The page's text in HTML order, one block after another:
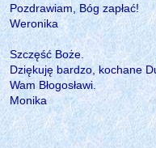
Pozdrawiam, Bóg zapłać!
Weronika
Szczęść Boże.
Dziękuję bardzo, kochane
Wam Błogosławi.
Monika